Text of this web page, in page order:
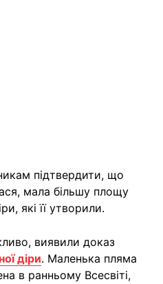
підтвердити, що
мала більшу площу
які її утворили.
виявили доказ
діри. Маленька пляма
в ранньому Всесвіті,